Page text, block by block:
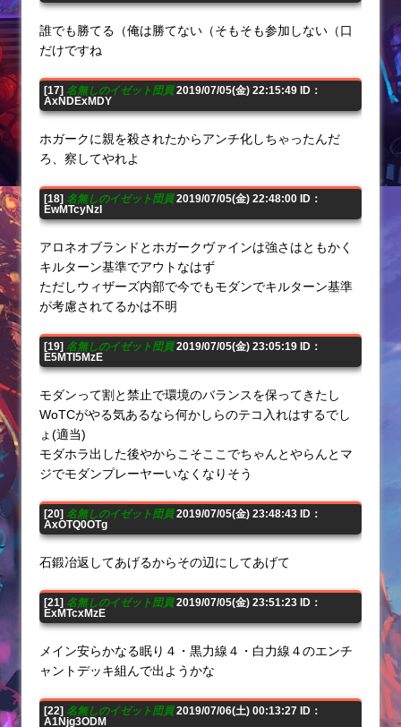
誰でも勝てる（俺は勝てない（そもそも参加しない（口
だけですね
[17] 名無しのイゼット団員2019/07/05(金) 22:15:49 ID：
AxNDExMDY
ホガークに親を殺されたからアンチ化しちゃったんだ
ろ、察してやれよ
[18] 名無しのイゼット団員2019/07/05(金) 22:48:00 ID：
EwMTcyNzI
アロネオブランドとホガークヴァインは強さはともかく
キルターン基準でアウトなはず
ただしウィザーズ内部で今でもモダンでキルターン基準
が考慮されてるかは不明
[19] 名無しのイゼット団員2019/07/05(金) 23:05:19 ID：
E5MTI5MzE
モダンって割と禁止で環境のバランスを保ってきたし
WoTCがやる気あるなら何かしらのテコ入れはするでし
ょ(適当)
モダホラ出した後やからこそここでちゃんとやらんとマ
ジでモダンプレーヤーいなくなりそう
[20] 名無しのイゼット団員2019/07/05(金) 23:48:43 ID：
AxOTQ0OTg
石鍛冶返してあげるからその辺にしてあげて
[21] 名無しのイゼット団員2019/07/05(金) 23:51:23 ID：
ExMTcxMzE
メイン安らかなる眠り４・黒力線４・白力線４のエンチ
ャントデッキ組んで出ようかな
[22] 名無しのイゼット団員2019/07/06(土) 00:13:27 ID：
A1Njg3ODM